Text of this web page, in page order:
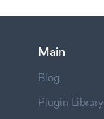
Main
Blog
Plugin Library